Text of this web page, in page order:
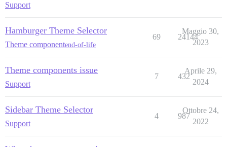
Support
Hamburger Theme Selector
Theme componentend-of-life
69 24144
Maggio 30,
2023
Theme components issue
Support
7 432
Aprile 29,
2024
Sidebar Theme Selector
Support
4 987
Ottobre 24,
2022